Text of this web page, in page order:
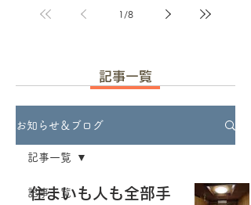
1 /8
記事一覧
お知らせ＆ブログ
記事一覧
記事一覧
住まいも人も全部手